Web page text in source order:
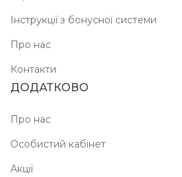
Інструкції з бонусної системи
Про нас
Контакти
ДОДАТКОВО
Про нас
Особистий кабінет
Акції